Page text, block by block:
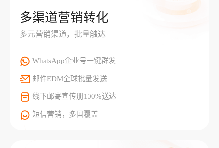
多渠道营销转化
多元营销渠道，批量触达
WhatsApp企业号一键群发
邮件EDM全球批量发送
线下邮寄宣传册100%送达
短信营销，多国覆盖